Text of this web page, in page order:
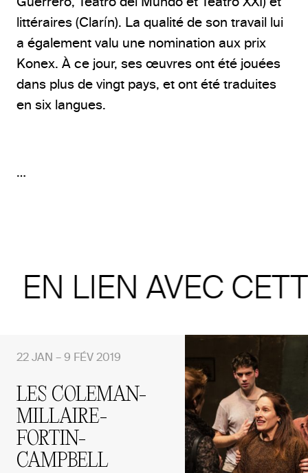
littéraires (Clarín). La qualité de son travail lui
a également valu une nomination aux prix
Konex. À ce jour, ses œuvres ont été jouées
dans plus de vingt pays, et ont été traduites
en six langues.
…
EN LIEN AVEC
LES COLEMAN-
MILLAIRE-
FORTIN-
CAMPBELL
22 JAN – 9 FÉV 2019